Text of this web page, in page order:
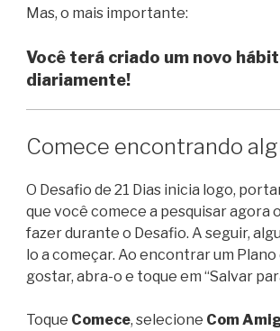
Mas, o mais importante:
Você terá criado um novo
diariamente!
Comece encontrando
O Desafio de 21 Dias inicia logo,
que você comece a pesquisar agora
fazer durante o Desafio. A seguir,
lo a começar. Ao encontrar um Plano
gostar, abra-o e toque em “Salvar
Toque Comece, selecione Com